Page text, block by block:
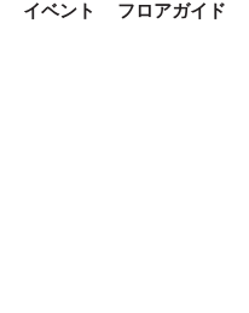
イベント フロアガイド